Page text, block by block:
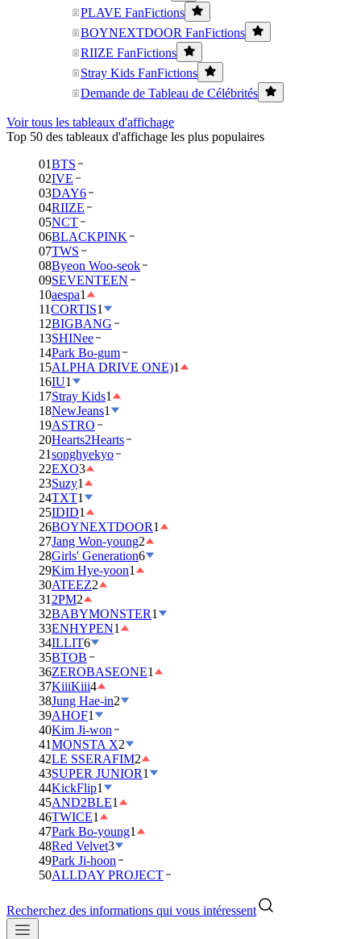
PLAVE FanFictions
BOYNEXTDOOR FanFictions
RIIZE FanFictions
Stray Kids FanFictions
Demande de Tableau de Célébrités
Voir tous les tableaux d'affichage
Top 50 des tableaux d'affichage les plus populaires
01BTS
02IVE
03DAY6
04RIIZE
05NCT
06BLACKPINK
07TWS
08Byeon Woo-seok
09SEVENTEEN
10aespa1
11CORTIS1
12BIGBANG
13SHINee
14Park Bo-gum
15ALPHA DRIVE ONE)1
16IU1
17Stray Kids1
18NewJeans1
19ASTRO
20Hearts2Hearts
21songhyekyo
22EXO3
23Suzy1
24TXT1
25IDID1
26BOYNEXTDOOR1
27Jang Won-young2
28Girls' Generation6
29Kim Hye-yoon1
30ATEEZ2
31 2PM2
32BABYMONSTER1
33ENHYPEN1
34ILLIT6
35BTOB
36ZEROBASEONE1
37KiiiKiii4
38Jung Hae-in2
39AHOF1
40Kim Ji-won
41MONSTA X2
42LE SSERAFIM2
43SUPER JUNIOR1
44KickFlip1
45AND2BLE1
46TWICE1
47Park Bo-young1
48Red Velvet3
49Park Ji-hoon
50ALLDAY PROJECT
Recherchez des informations qui vous intéressent